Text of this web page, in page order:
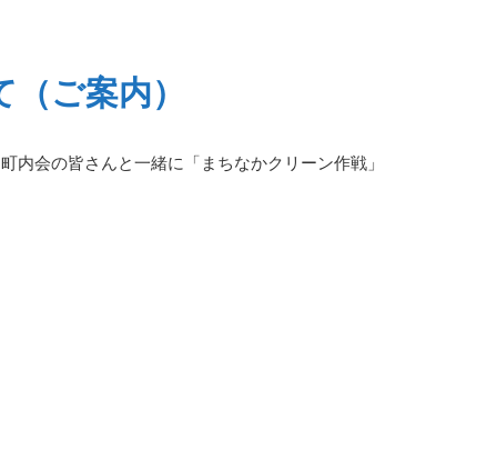
ご案内）
内会の皆さんと一緒に「まちなかクリーン作戦」